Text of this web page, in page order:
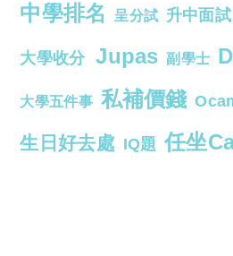
中學排名 呈分試 升中面試
大學收分 Jupas 副學士
大學五件事 私補價錢
生日好去處 IQ題 任坐